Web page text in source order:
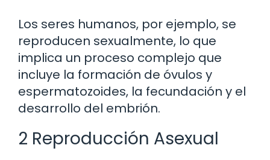
Los seres humanos, por ejemplo, se
reproducen sexualmente, lo que
implica un proceso complejo que
incluye la formación de óvulos y
espermatozoides, la fecundación y el
desarrollo del embrión.
2 Reproducción Asexual